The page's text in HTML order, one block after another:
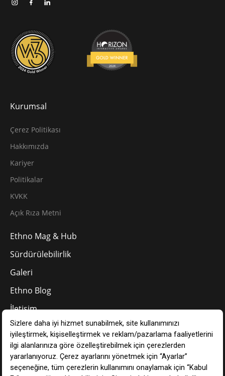
Kurumsal
Çerez Politikası
Hakkımızda
Kariyer
Politikalar
KVKK
Açık Rıza Metni
Ethno Mag & Hub
Sürdürülebilirlik
Galeri
Ethno Blog
İletişim
TR
Çerez Tercihlerinizi Yönetin
Ethno Hotels © 2024